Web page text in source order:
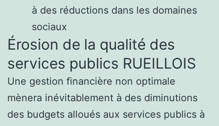
à des réductions dans les domaines
sociaux
Érosion de la qualité des
services publics RUEILLOIS
Une gestion financière non optimale
mènera inévitablement à des diminutions
des budgets alloués aux services publics à